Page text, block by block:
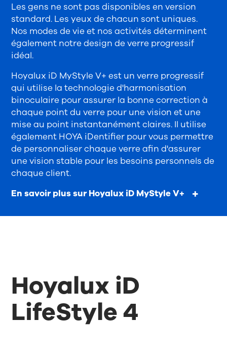
Les gens ne sont pas disponibles en version
standard. Les yeux de chacun sont uniques.
Nos modes de vie et nos activités déterminent
également notre design de verre progressif
idéal.
Hoyalux iD MyStyle V+ est un verre progressif
qui utilise la technologie d'harmonisation
binoculaire pour assurer la bonne correction à
chaque point du verre pour une vision et une
mise au point instantanément claires. Il utilise
également HOYA iDentifier pour vous permettre
de personnaliser chaque verre afin d'assurer
une vision stable pour les besoins personnels de
chaque client.
En savoir plus sur Hoyalux iD MyStyle V+
Hoyalux iD
LifeStyle 4